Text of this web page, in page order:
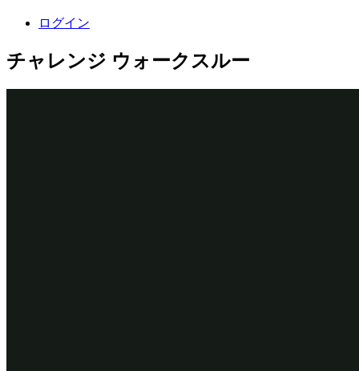
ログイン
チャレンジ ウォークスルー